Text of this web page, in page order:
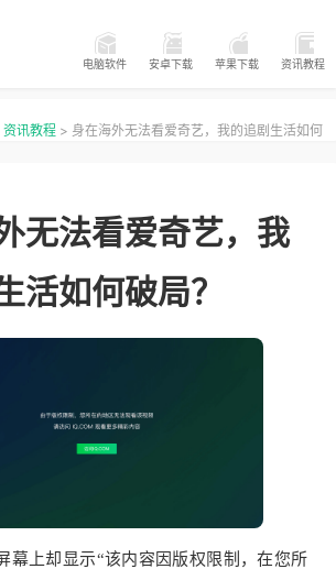
电脑软件 安卓下载 苹果下载 资讯教程
资讯教程 > 身在海外无法看爱奇艺，我的追剧生活如何
无法看爱奇艺，我
活如何破局？
幕上却显示“该内容因版权限制，在您所